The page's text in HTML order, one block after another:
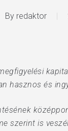
By redaktor
hasznos és
szerint is